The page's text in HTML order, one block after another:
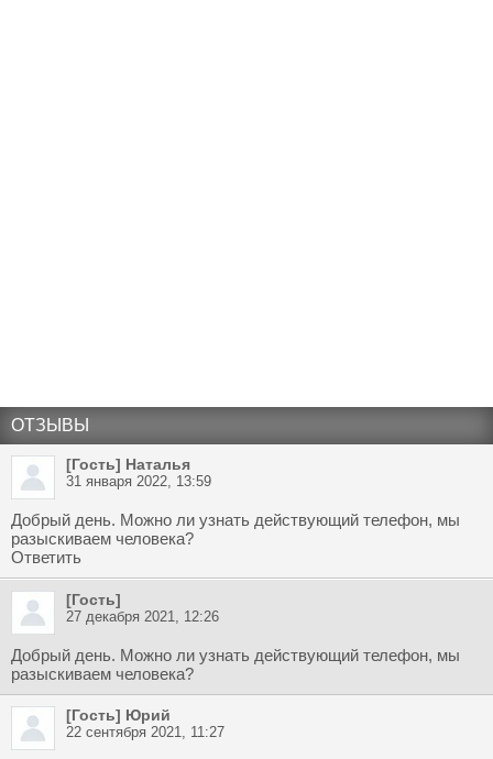
ОТЗЫВЫ
[Гость] Наталья
31 января 2022, 13:59
Добрый день. Можно ли узнать действующий телефон, мы
разыскиваем человека?
Ответить
[Гость]
27 декабря 2021, 12:26
Добрый день. Можно ли узнать действующий телефон, мы
разыскиваем человека?
[Гость] Юрий
22 сентября 2021, 11:27